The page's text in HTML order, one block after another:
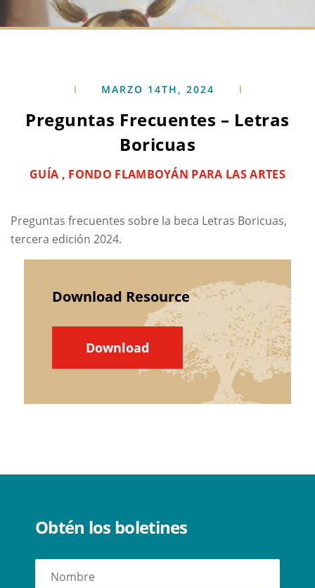
MARZO 14TH, 2024
Preguntas Frecuentes – Letras
Boricuas
GUÍA , FONDO FLAMBOYÁN PARA LAS ARTES
Preguntas frecuentes sobre la beca Letras Boricuas,
tercera edición 2024.
Download Resource
Download
Obtén los boletines